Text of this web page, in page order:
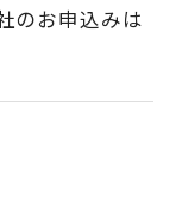
のお申込みは